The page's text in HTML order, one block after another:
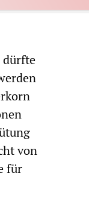
dürfte
von
für